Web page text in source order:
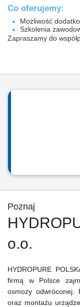
Co oferujemy:
Możliwość
Szkolenia
Zapraszamy do
Poznaj
o.o.
HYDROPURE
firmą w Polsce
osmozy odwróconej.
oraz montażu